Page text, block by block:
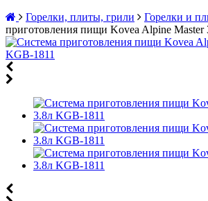
Горелки, плиты, грили
Горелки и
приготовления пищи Kovea Alpine Master